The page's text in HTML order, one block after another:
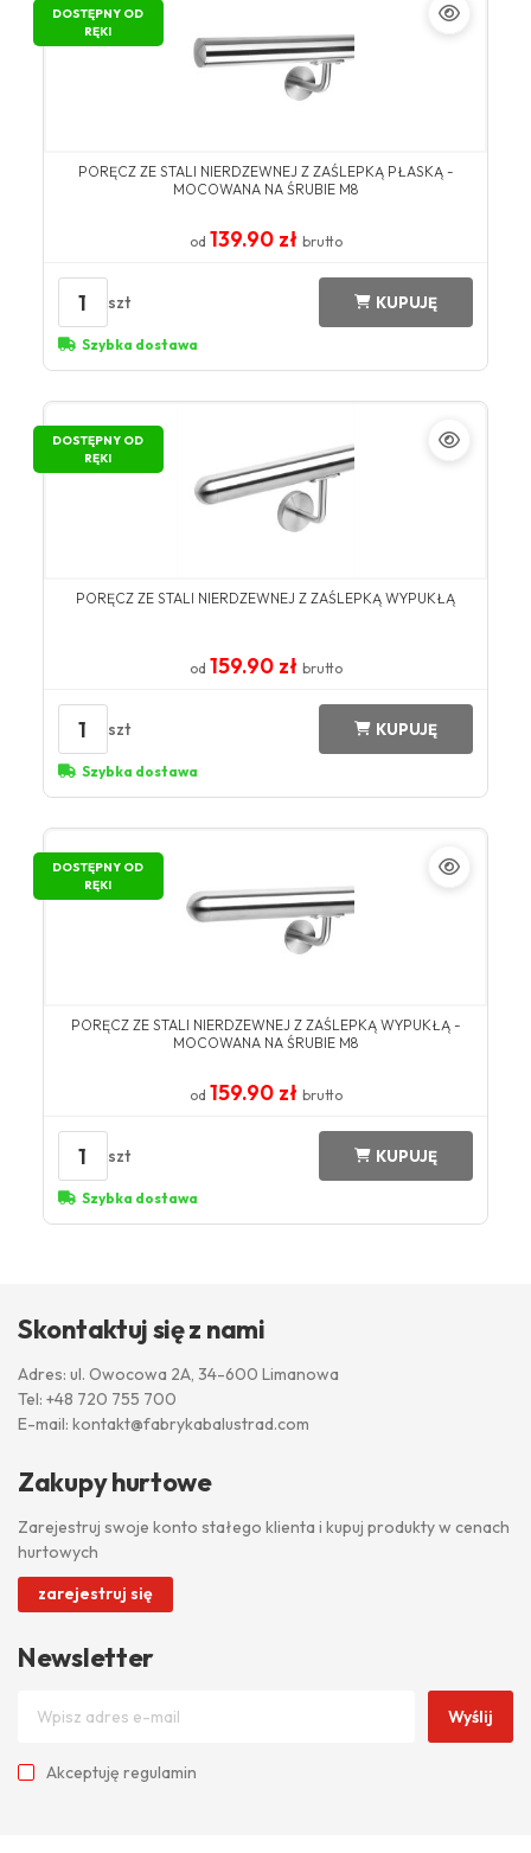
DOSTĘPNY OD
RĘKI
PORĘCZ ZE STALI NIERDZEWNEJ Z ZAŚLEPKĄ PŁASKĄ -
MOCOWANA NA ŚRUBIE M8
od 139.90 zł brutto
1 szt KUPUJĘ
Szybka dostawa
DOSTĘPNY OD
RĘKI
PORĘCZ ZE STALI NIERDZEWNEJ Z ZAŚLEPKĄ WYPUKŁĄ
od 159.90 zł brutto
1 szt KUPUJĘ
Szybka dostawa
DOSTĘPNY OD
RĘKI
PORĘCZ ZE STALI NIERDZEWNEJ Z ZAŚLEPKĄ WYPUKŁĄ -
MOCOWANA NA ŚRUBIE M8
od 159.90 zł brutto
1 szt KUPUJĘ
Szybka dostawa
Skontaktuj się z nami
Adres: ul. Owocowa 2A, 34-600 Limanowa
Tel: +48 720 755 700
E-mail: kontakt@fabrykabalustrad.com
Zakupy hurtowe
Zarejestruj swoje konto stałego klienta i kupuj produkty w cenach
hurtowych
zarejestruj się
Newsletter
Wyślij
Akceptuję regulamin